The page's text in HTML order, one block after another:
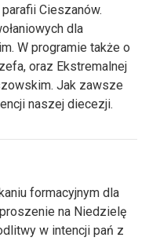
Cieszanów.
dla
W programie także o
oraz Ekstremalnej
Jak zawsze
naszej diecezji.
formacyjnym dla
na Niedzielę
w intencji pań z